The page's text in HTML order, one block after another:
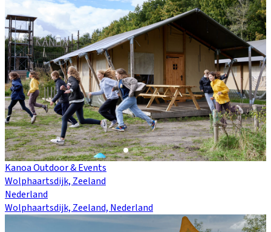
Kanoa Outdoor & Events
Wolphaartsdijk, Zeeland
Nederland
Wolphaartsdijk, Zeeland, Nederland